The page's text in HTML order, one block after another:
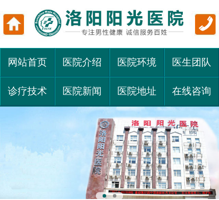
网站首页 医院介绍 医院环境 医生团队
诊疗技术 医院新闻 医院地址 在线咨询